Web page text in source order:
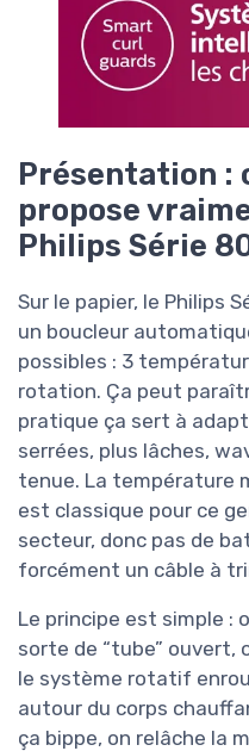
Présentation :
propose
Philips Série
Sur le papier, le Philips
un boucleur
possibles : 3
rotation. Ça peut
pratique ça sert à
serrées, plus lâches,
tenue. La température
est classique pour ce
secteur, donc pas de
forcément un câble à
Le principe est simple :
sorte de “tube” ouvert,
le système rotatif
autour du corps
ça bippe, on relâche la